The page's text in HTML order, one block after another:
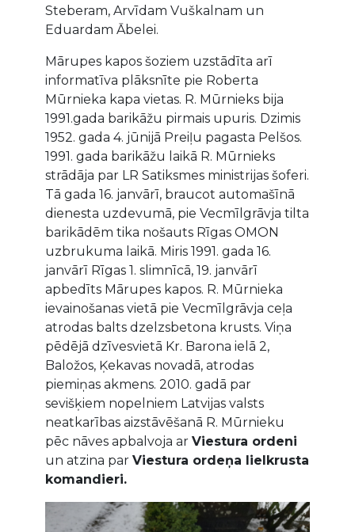
Steberam, Arvīdam Vuškalnam un
Eduardam Ābelei.
Mārupes kapos šoziem uzstādīta arī
informatīva plāksnīte pie Roberta
Mūrnieka kapa vietas. R. Mūrnieks bija
1991.gada barikāžu pirmais upuris. Dzimis
1952. gada 4. jūnijā Preiļu pagasta Pelšos.
1991. gada barikāžu laikā R. Mūrnieks
strādāja par LR Satiksmes ministrijas šoferi.
Tā gada 16. janvārī, braucot automašīnā
dienesta uzdevumā, pie Vecmīlgrāvja tilta
barikādēm tika nošauts Rīgas OMON
uzbrukuma laikā. Miris 1991. gada 16.
janvārī Rīgas 1. slimnīcā, 19. janvārī
apbedīts Mārupes kapos. R. Mūrnieka
ievainošanas vietā pie Vecmīlgrāvja ceļa
atrodas balts dzelzsbetona krusts. Viņa
pēdējā dzīvesvietā Kr. Barona ielā 2,
Baložos, Ķekavas novadā, atrodas
piemiņas akmens. 2010. gadā par
sevišķiem nopelniem Latvijas valsts
neatkarības aizstāvēšanā R. Mūrnieku
pēc nāves apbalvoja ar Viestura ordeni
un atzina par Viestura ordeņa lielkrusta
komandieri.